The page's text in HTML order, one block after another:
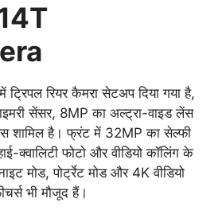
रियर कैमरा सेटअप दिया गया है,
सेंसर, 8MP का अल्ट्रा-वाइड लेंस
शामिल है। फ्रंट में 32MP का सेल्फी
क्वालिटी फोटो और वीडियो कॉलिंग के
मोड, पोर्ट्रेट मोड और 4K वीडियो
भी मौजूद हैं।